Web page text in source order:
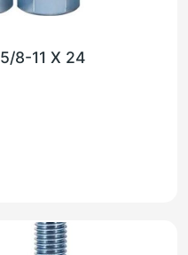
PERNO HEX UNC-2 ZINC 5/8-11 X 24